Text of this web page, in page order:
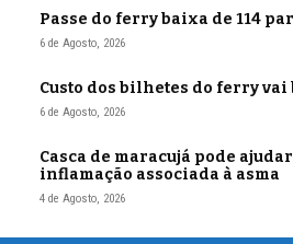
Passe do ferry baixa de 114
6 de Agosto, 2026
Custo dos bilhetes do ferry
6 de Agosto, 2026
Casca de maracujá pode
inflamação associada à asma
4 de Agosto, 2026